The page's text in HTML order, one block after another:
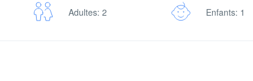
Adultes: 2 Enfants: 1